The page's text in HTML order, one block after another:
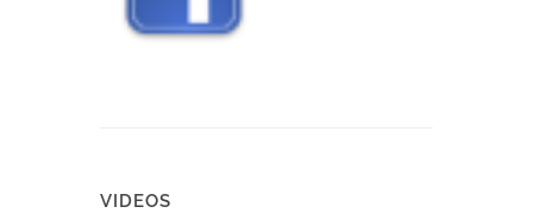
VIDEOS